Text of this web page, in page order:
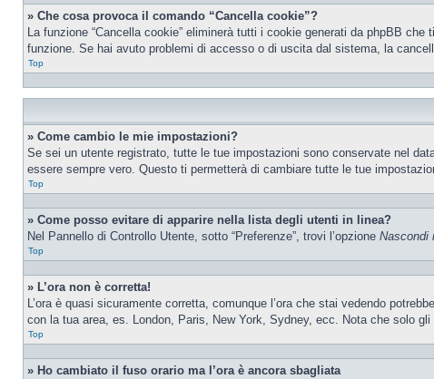
» Che cosa provoca il comando “Cancella cookie”?
La funzione “Cancella cookie” eliminerà tutti i cookie generati da phpBB
funzione. Se hai avuto problemi di accesso o di uscita dal sistema, la
Top
» Come cambio le mie impostazioni?
Se sei un utente registrato, tutte le tue impostazioni sono conservate nel
essere sempre vero. Questo ti permetterà di cambiare tutte le tue
Top
» Come posso evitare di apparire nella lista degli utenti in linea?
Nel Pannello di Controllo Utente, sotto “Preferenze”, trovi l’opzione Nascondi
Top
» L’ora non è corretta!
L’ora è quasi sicuramente corretta, comunque l’ora che stai vedendo
con la tua area, es. London, Paris, New York, Sydney, ecc. Nota che solo
Top
» Ho cambiato il fuso orario ma l’ora è ancora sbagliata